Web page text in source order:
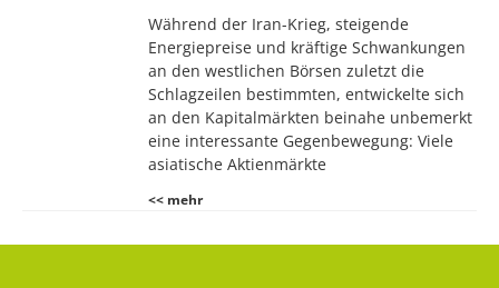
Während der Iran-Krieg, steigende
Energiepreise und kräftige Schwankungen
an den westlichen Börsen zuletzt die
Schlagzeilen bestimmten, entwickelte sich
an den Kapitalmärkten beinahe unbemerkt
eine interessante Gegenbewegung: Viele
asiatische Aktienmärkte
<< mehr